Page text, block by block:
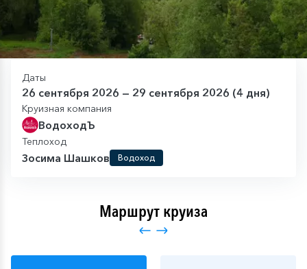
Даты
26 сентября 2026 — 29 сентября 2026 (4 дня)
Круизная компания
ВодоходЪ
Теплоход
Зосима Шашков Водоход
Маршрут круиза